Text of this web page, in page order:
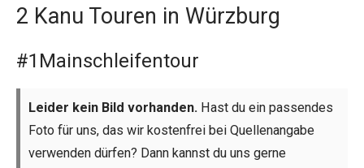
2 Kanu Touren in Würzburg
#1Mainschleifentour
Leider kein Bild vorhanden. Hast du ein passendes
Foto für uns, das wir kostenfrei bei Quellenangabe
verwenden dürfen? Dann kannst du uns gerne